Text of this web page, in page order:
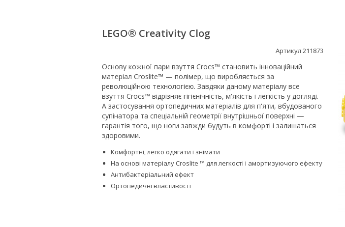
LEGO® Creativity Clog
Артикул 211873
Основу кожної пари взуття Crocs™ становить інноваційний
матеріал Croslite™ — полімер, що виробляється за
революційною технологією. Завдяки даному матеріалу все
взуття Crocs™ відрізняє гігієнічність, м'якість і легкість у догляді.
А застосування ортопедичних матеріалів для п'яти, вбудованого
супінатора та спеціальній геометрії внутрішньої поверхні —
гарантія того, що ноги завжди будуть в комфорті і залишаться
здоровими.
Комфортні, легко одягати і знімати
На основі матеріалу Croslite ™ для легкості і амортизуючого ефекту
Антибактеріальний ефект
Ортопедичні властивості